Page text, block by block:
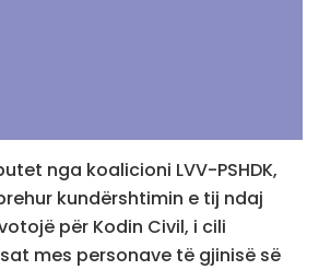
nga koalicioni LVV-PSHDK,
kundërshtimin e tij ndaj
për Kodin Civil, i cili
mes personave të gjinisë së